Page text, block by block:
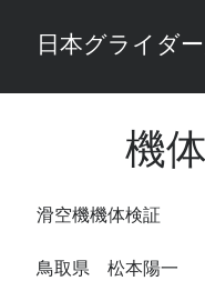
日本グライダ
Sidebar
Total Visitors: 35,194
機
滑空機機体検証
鳥取県 松本陽一